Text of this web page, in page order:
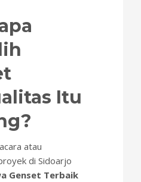
&
Itu
atau
di Sidoarjo
Genset Terbaik